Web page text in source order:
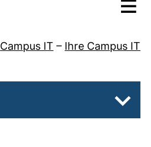
Menü
Campus IT – Ihre Campus IT